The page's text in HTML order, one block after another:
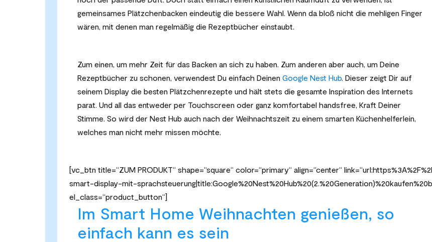
gemeinsames Plätzchenbacken eindeutig die bessere Wahl. Wenn da bloß nicht die mehligen Finger
wären, mit denen man regelmäßig die Rezeptbücher einstaubt.
Zum einen, um mehr Zeit für das Backen an sich zu haben. Zum anderen aber auch, um Deine
Rezeptbücher zu schonen, verwendest Du einfach Deinen Google Nest Hub . Dieser zeigt Dir auf
seinem Display die besten Plätzchenrezepte und hält stets die gesamte Inspiration des Internets
parat. Und all das entweder per Touchscreen oder ganz komfortabel handsfree, Kraft Deiner
Stimme. So wird der Nest Hub auch nach der Weihnachtszeit zu einem smarten Küchenhelferlein,
welches man nicht mehr missen möchte.
[vc_btn title=“ZUM PRODUKT“ shape=“square“ color=“primary“ align=“center“
smart-display-mit-
el_class=“product_button“]
Im Smart Home Weihnachten genießen, so
einfach kann es sein